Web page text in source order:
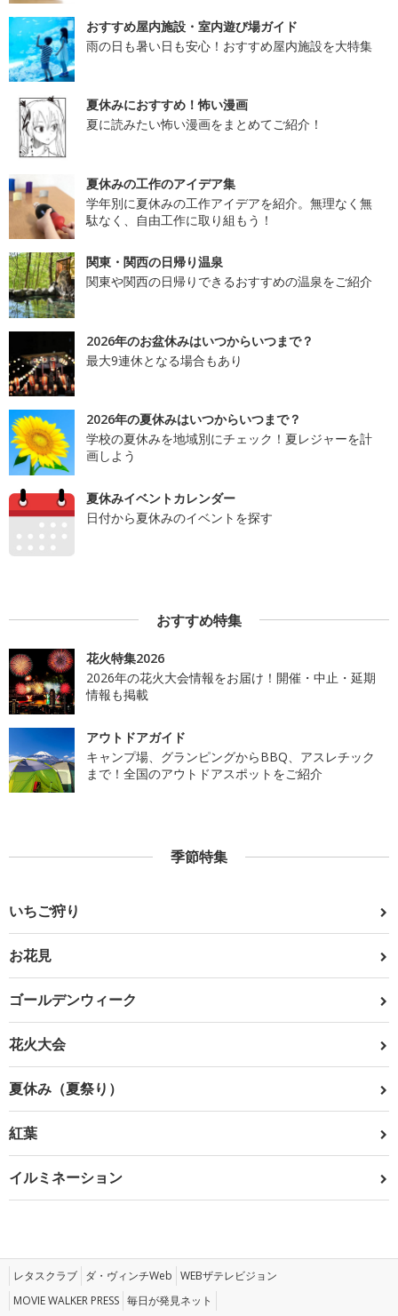
おすすめ屋内施設・室内遊び場ガイド
雨の日も暑い日も安心！おすすめ屋内施設を大特集
夏休みにおすすめ！怖い漫画
夏に読みたい怖い漫画をまとめてご紹介！
夏休みの工作のアイデア集
学年別に夏休みの工作アイデアを紹介。無理なく無
駄なく、自由工作に取り組もう！
関東・関西の日帰り温泉
関東や関西の日帰りできるおすすめの温泉をご紹介
2026年のお盆休みはいつからいつまで？
最大9連休となる場合もあり
2026年の夏休みはいつからいつまで？
学校の夏休みを地域別にチェック！夏レジャーを計
画しよう
夏休みイベントカレンダー
日付から夏休みのイベントを探す
おすすめ特集
花火特集2026
2026年の花火大会情報をお届け！開催・中止・延期
情報も掲載
アウトドアガイド
キャンプ場、グランピングからBBQ、アスレチック
まで！全国のアウトドアスポットをご紹介
季節特集
いちご狩り
お花見
ゴールデンウィーク
花火大会
夏休み（夏祭り）
紅葉
イルミネーション
レタスクラブ ダ・ヴィンチWeb WEBザテレビジョン
MOVIE WALKER PRESS 毎日が発見ネット